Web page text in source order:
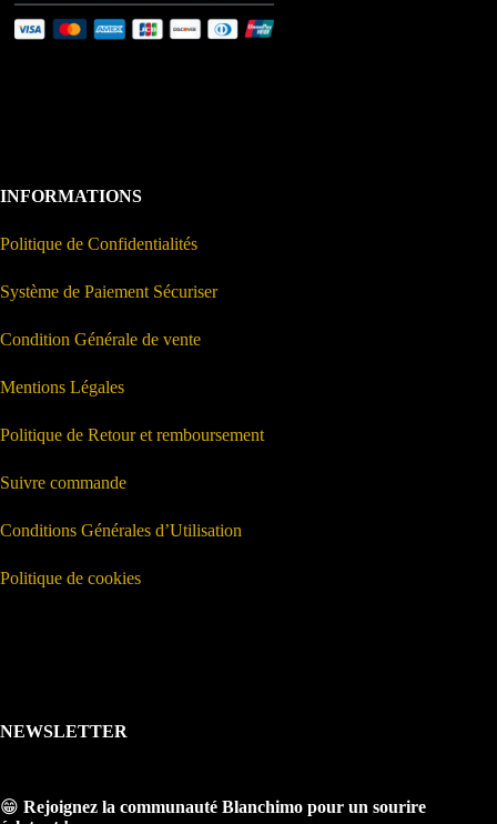
INFORMATIONS
Politique de Confidentialités
Système de Paiement Sécuriser
Condition Générale de vente
Mentions Légales
Politique de Retour et remboursement
Suivre commande
Conditions Générales d’Utilisation
Politique de cookies
NEWSLETTER
😁 Rejoignez la communauté Blanchimo pour un sourire